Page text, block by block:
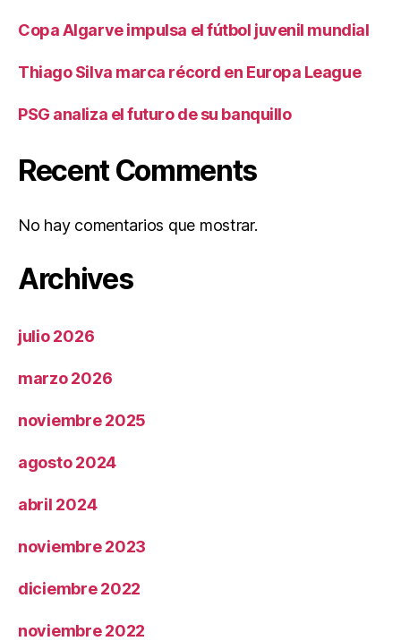
Copa Algarve impulsa el fútbol juvenil mundial
Thiago Silva marca récord en Europa League
PSG analiza el futuro de su banquillo
Recent Comments
No hay comentarios que mostrar.
Archives
julio 2026
marzo 2026
noviembre 2025
agosto 2024
abril 2024
noviembre 2023
diciembre 2022
noviembre 2022